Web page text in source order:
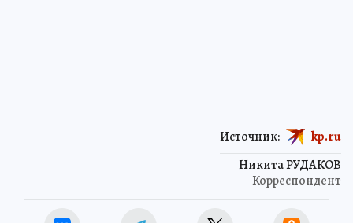
Никита РУДАКОВ
Корреспондент
Источник: kp.ru